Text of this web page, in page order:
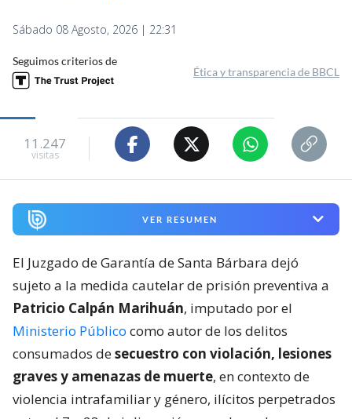
Sábado 08 Agosto, 2026 | 22:31
Seguimos criterios de
Ética y transparencia de BBCL
11.247
visitas
VER RESUMEN
El Juzgado de Garantía de Santa Bárbara dejó
sujeto a la medida cautelar de prisión preventiva a
Patricio Calpán Marihuán, imputado por el
Ministerio Público como autor de los delitos
consumados desecuestro con violación, lesiones
graves y amenazas de muerte, en contexto de
violencia intrafamiliar y género, ilícitos perpetrados